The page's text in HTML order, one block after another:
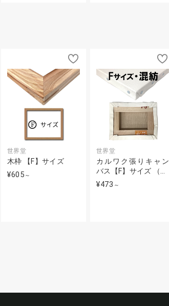
世界堂
木枠 【F】サイズ
¥605 ～
世界堂
カルワク張りキャン
バス【F】サイズ （…
¥473 ～